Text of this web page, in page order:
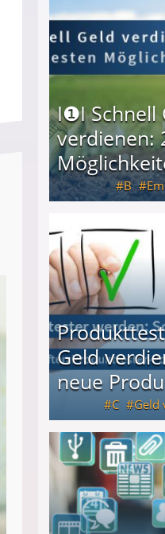
I❶I Schnell
verdienen:
B
Geld
neue
C Geld
↻ Täglich neue